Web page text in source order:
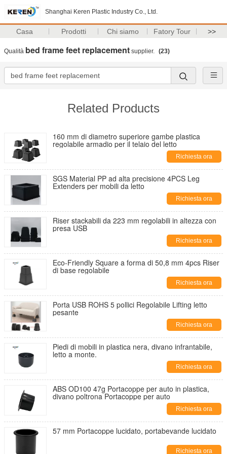
Shanghai Keren Plastic Industry Co., Ltd.
Casa Prodotti Chi siamo Fatory Tour >>
Qualità bed frame feet replacement supplier. (23)
Related Products
160 mm di diametro superiore gambe plastica
regolabile armadio per il telaio del letto
Richiesta ora
SGS Material PP ad alta precisione 4PCS Leg
Extenders per mobili da letto
Richiesta ora
Riser stackabili da 223 mm regolabili in altezza con
presa USB
Richiesta ora
Eco-Friendly Square a forma di 50,8 mm 4pcs Riser
di base regolabile
Richiesta ora
Porta USB ROHS 5 pollici Regolabile Lifting letto
pesante
Richiesta ora
Piedi di mobili in plastica nera, divano infrantabile,
letto a monte.
Richiesta ora
ABS OD100 47g Portacoppe per auto in plastica,
divano poltrona Portacoppe per auto
Richiesta ora
57 mm Portacoppe lucidato, portabevande lucidato
Richiesta ora